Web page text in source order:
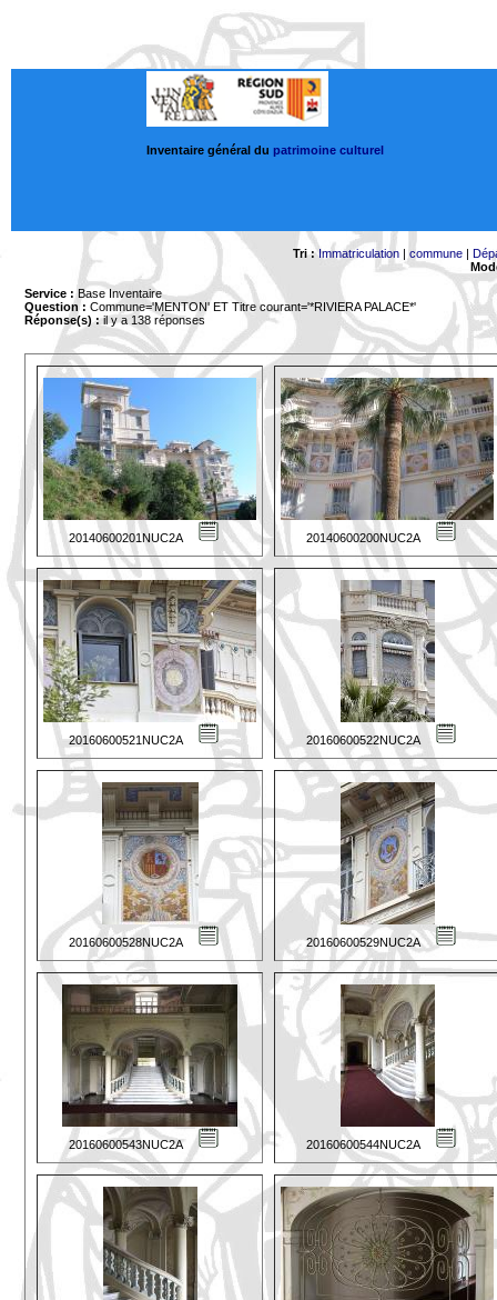
Inventaire général du patrimoine culturel
Tri : Immatriculation |commune |
Service : Base Inventaire
Question : Commune='MENTON' ET Titre courant='*RIVIERA PALACE*'
Réponse(s) :il y a 138 réponses
20140600201NUC2A 20140600200NUC2A
20160600521NUC2A 20160600522NUC2A
20160600528NUC2A 20160600529NUC2A
20160600543NUC2A 20160600544NUC2A